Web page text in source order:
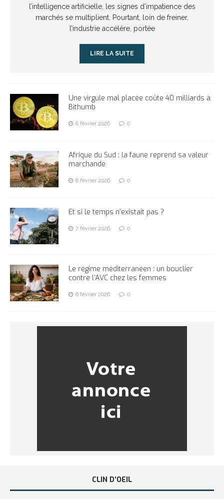
l’intelligence artificielle, les signes d’impatience des
marchés se multiplient. Pourtant, loin de freiner,
l’industrie accélère, portée
LIRE LA SUITE
Une virgule mal placée coûte 40 milliards à
Bithumb
8 février 2026 0
Afrique du Sud : la faune reprend sa valeur
marchande
8 février 2026 0
Et si le temps n’existait pas ?
7 février 2026 0
Le régime méditerranéen : un bouclier
contre l’AVC chez les femmes
6 février 2026 0
CLIN D’OEIL